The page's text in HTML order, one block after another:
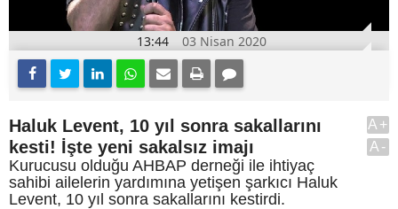
13:44 03 Nisan 2020
Haluk Levent, 10 yıl sonra sakallarını
kesti! İşte yeni sakalsız imajı
Kurucusu olduğu AHBAP derneği ile ihtiyaç
sahibi ailelerin yardımına yetişen şarkıcı Haluk
Levent, 10 yıl sonra sakallarını kestirdi.
A+
A-